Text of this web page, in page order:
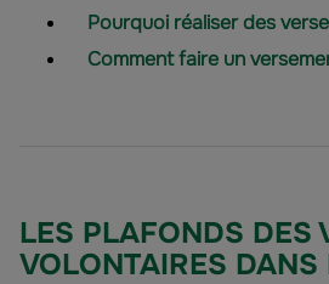
Pourquoi réaliser des
Comment faire un
LES PLAFONDS DES
VOLONTAIRES DANS